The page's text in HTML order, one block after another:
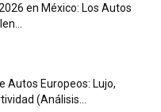
en México: Los Autos
Autos Europeos: Lujo,
(Análisis...